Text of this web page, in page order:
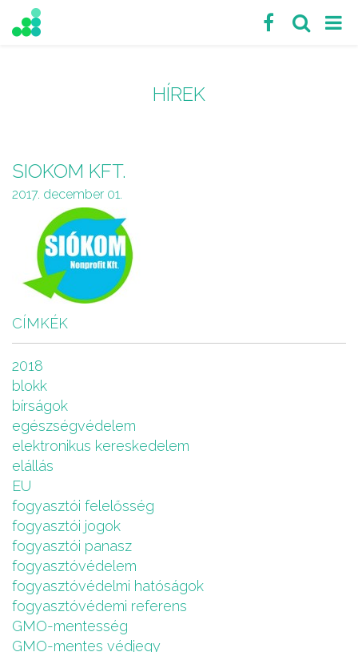
HÍREK
SIOKOM KFT.
2017. december 01.
CÍMKÉK
2018
blokk
bírságok
egészségvédelem
elektronikus kereskedelem
elállás
EU
fogyasztói felelősség
fogyasztói jogok
fogyasztói panasz
fogyasztóvédelem
fogyasztóvédelmi hatóságok
fogyasztóvédemi referens
GMO-mentesség
GMO-mentes védjegy